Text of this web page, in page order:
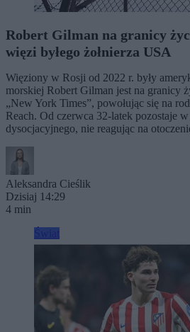
Robert Gilman na granicy
więzi byłego żołnierza USA
Więziony w Rosji od 2022 r. były
morskiej Robert Gilman jest na granicy
„New York Times”, powołując się na
Reach. Od czerwca 32-latek pozostaje
dysocjacyjnego, nie reagując na
Aleksandra Cieślik
Dzisiaj 14:29
4 min